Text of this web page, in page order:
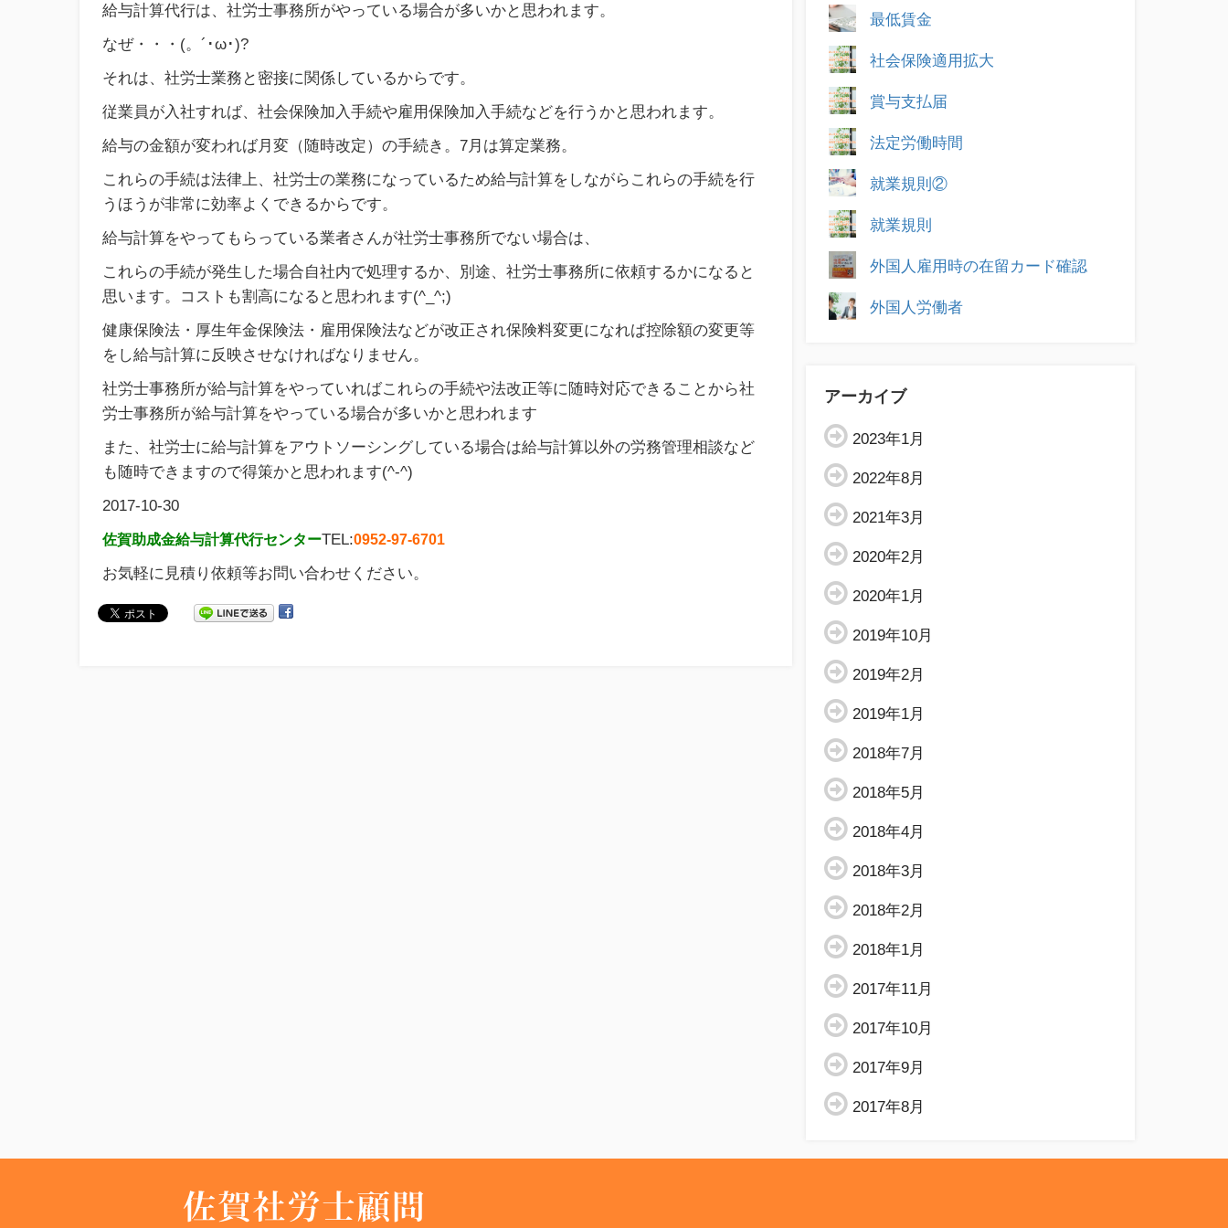
給与計算代行は、社労士事務所がやっている場合が多いかと思われます。
なぜ・・・(。´･ω･)?
それは、社労士業務と密接に関係しているからです。
従業員が入社すれば、社会保険加入手続や雇用保険加入手続などを行うかと思われます。
給与の金額が変われば月変（随時改定）の手続き。7月は算定業務。
これらの手続は法律上、社労士の業務になっているため給与計算をしながらこれらの手続を行
うほうが非常に効率よくできるからです。
給与計算をやってもらっている業者さんが社労士事務所でない場合は、
これらの手続が発生した場合自社内で処理するか、別途、社労士事務所に依頼するかになると
思います。コストも割高になると思われます(^_^;)
健康保険法・厚生年金保険法・雇用保険法などが改正され保険料変更になれば控除額の変更等
をし給与計算に反映させなければなりません。
社労士事務所が給与計算をやっていればこれらの手続や法改正等に随時対応できることから社
労士事務所が給与計算をやっている場合が多いかと思われます
また、社労士に給与計算をアウトソーシングしている場合は給与計算以外の労務管理相談など
も随時できますので得策かと思われます(^-^)
2017-10-30
佐賀助成金給与計算代行センターTEL:0952-97-6701
お気軽に見積り依頼等お問い合わせください。
最低賃金
社会保険適用拡大
賞与支払届
法定労働時間
就業規則②
就業規則
外国人雇用時の在留カード確認
外国人労働者
アーカイブ
2023年1月
2022年8月
2021年3月
2020年2月
2020年1月
2019年10月
2019年2月
2019年1月
2018年7月
2018年5月
2018年4月
2018年3月
2018年2月
2018年1月
2017年11月
2017年10月
2017年9月
2017年8月